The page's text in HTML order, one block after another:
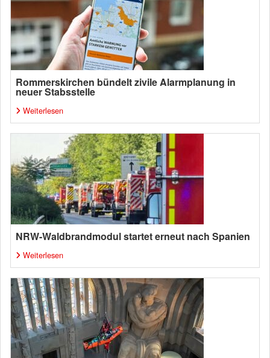
Rommerskirchen bündelt zivile Alarmplanung in
neuer Stabsstelle
Weiterlesen
NRW-Waldbrandmodul startet erneut nach Spanien
Weiterlesen